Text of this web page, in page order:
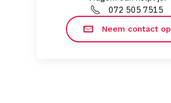
072 505 7515
Neem contact op